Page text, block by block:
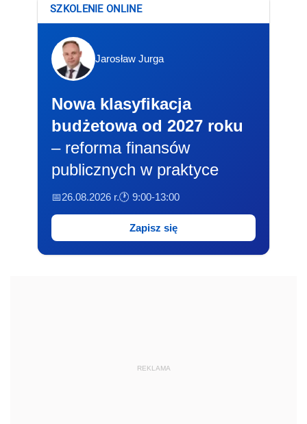
SZKOLENIE ONLINE
Jarosław Jurga
Nowa klasyfikacja
budżetowa od 2027 roku
– reforma finansów
publicznych w praktyce
📅26.08.2026 r.🕐 9:00-13:00
Zapisz się
REKLAMA